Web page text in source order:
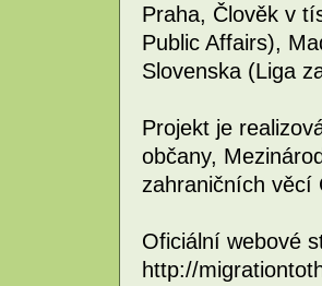
Praha, Člověk v
Public Affairs),
Slovenska (Liga
Projekt je
občany,
zahraničních věcí
Oficiální webové
http://